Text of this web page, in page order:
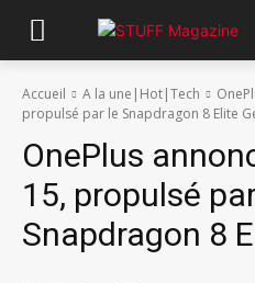
Accueil A la une|Hot|Tech
propulsé par le Snapdragon 8 Elite
OnePlus
15, propulsé
Snapdragon 8